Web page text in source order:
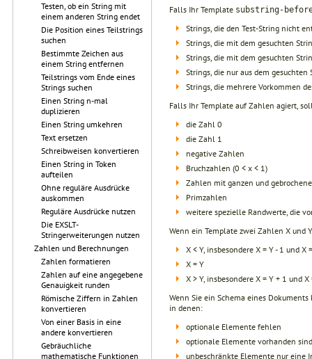
Testen, ob ein String mit
einem anderen String endet
Die Position eines Teilstrings
suchen
Bestimmte Zeichen aus
einem String entfernen
Teilstrings vom Ende eines
Strings suchen
Einen String n-mal
duplizieren
Einen String umkehren
Text ersetzen
Schreibweisen konvertieren
Einen String in Token
aufteilen
Ohne reguläre Ausdrücke
auskommen
Reguläre Ausdrücke nutzen
Die EXSLT-
Stringerweiterungen nutzen
Zahlen und Berechnungen
Zahlen formatieren
Zahlen auf eine angegebene
Genauigkeit runden
Römische Ziffern in Zahlen
konvertieren
Von einer Basis in eine
andere konvertieren
Gebräuchliche
mathematische Funktionen
Falls Ihr Template substring-
Strings, die den Test-String nicht
Strings, die mit dem gesuchten
Strings, die mit dem gesuchten
Strings, die nur aus dem gesuchten
Strings, die mehrere Vorkommen
Falls Ihr Template auf Zahlen agiert,
die Zahl 0
die Zahl 1
negative Zahlen
Bruchzahlen (0 < x < 1)
Zahlen mit ganzen und
Primzahlen
weitere spezielle Randwerte, die
Wenn ein Template zwei Zahlen X und
X < Y, insbesondere X = Y - 1 und
X = Y
X > Y, insbesondere X = Y + 1 und
Wenn Sie ein Schema eines
in denen:
optionale Elemente fehlen
optionale Elemente vorhanden sind
unbeschränkte Elemente nur eine